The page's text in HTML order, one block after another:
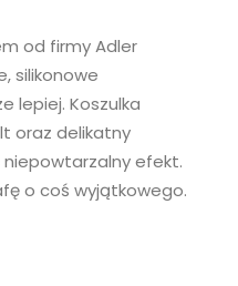
od firmy Adler
silikonowe
lepiej. Koszulka
oraz delikatny
niepowtarzalny efekt.
o coś wyjątkowego.